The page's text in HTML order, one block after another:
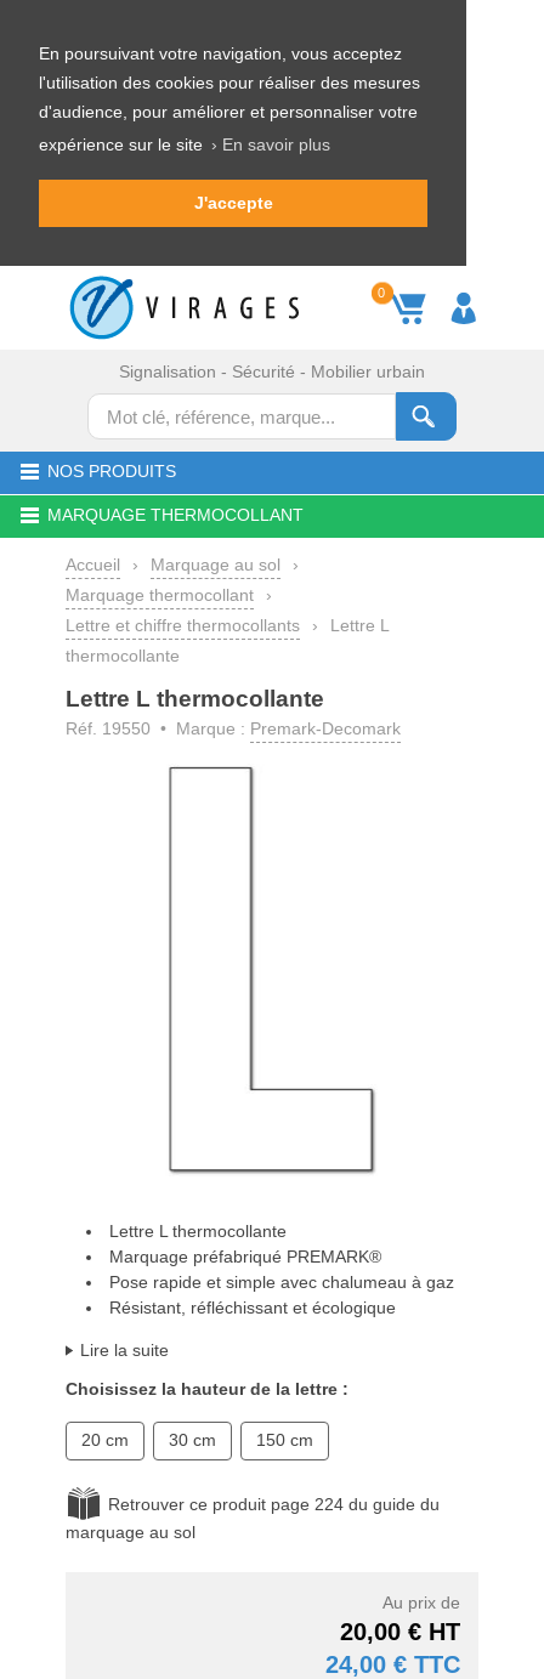
En poursuivant votre navigation, vous acceptez
l'utilisation des cookies pour réaliser des mesures
d'audience, pour améliorer et personnaliser votre
expérience sur le site › En savoir plus
J'accepte
0
Signalisation - Sécurité - Mobilier urbain
NOS PRODUITS
MARQUAGE THERMOCOLLANT
Accueil › Marquage au sol
›
Marquage thermocollant
›
Lettre et chiffre thermocollants
›
Lettre L
thermocollante
Lettre L thermocollante
Réf. 19550 • Marque : Premark-Decomark
Lettre L thermocollante
Marquage préfabriqué PREMARK®
Pose rapide et simple avec chalumeau à gaz
Résistant, réfléchissant et écologique
Lire la suite
Choisissez la hauteur de la lettre :
20 cm 30 cm 150 cm
Retrouver ce produit page 224 du guide du
marquage au sol
Au prix de
20,00 € HT
24,00 € TTC